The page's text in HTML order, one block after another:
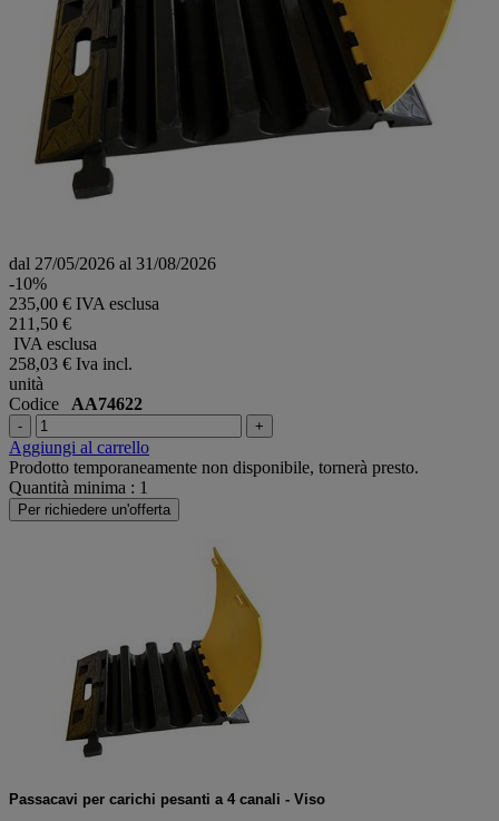
dal 27/05/2026 al 31/08/2026
-10%
235,00 € IVA esclusa
211,50 €
IVA esclusa
258,03 € Iva incl.
unità
Codice AA74622
- +
Aggiungi al carrello
Prodotto temporaneamente non disponibile, tornerà presto.
Quantità minima : 1
Per richiedere un'offerta
Passacavi per carichi pesanti a 4 canali - Viso